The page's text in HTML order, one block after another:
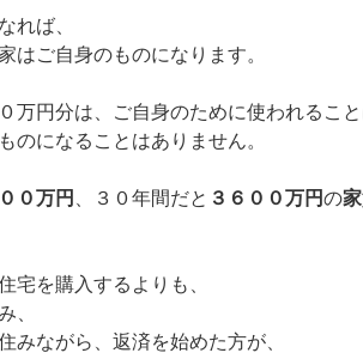
れば、
はご自身のものになります。
万円分は、ご自身のために使われること
のになることはありません。
０万円 、３０年間だと ３６００万円の
宅を購入するよりも、
、
みながら、返済を始めた方が、